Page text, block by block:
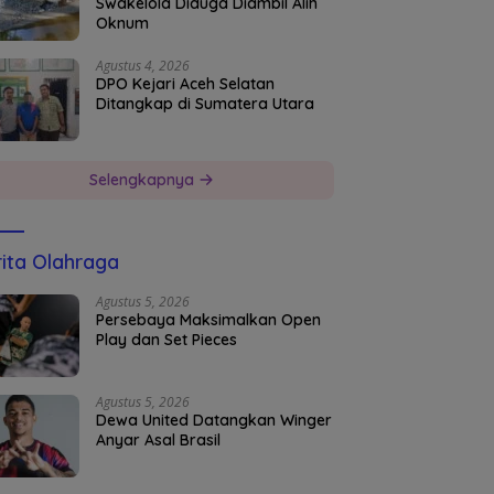
Oknum
Agustus 4, 2026
DPO Kejari Aceh Selatan
Ditangkap di Sumatera Utara
Selengkapnya
Olahraga
Agustus 5, 2026
Persebaya Maksimalkan Open
Play dan Set Pieces
Agustus 5, 2026
Dewa United Datangkan Winger
Anyar Asal Brasil